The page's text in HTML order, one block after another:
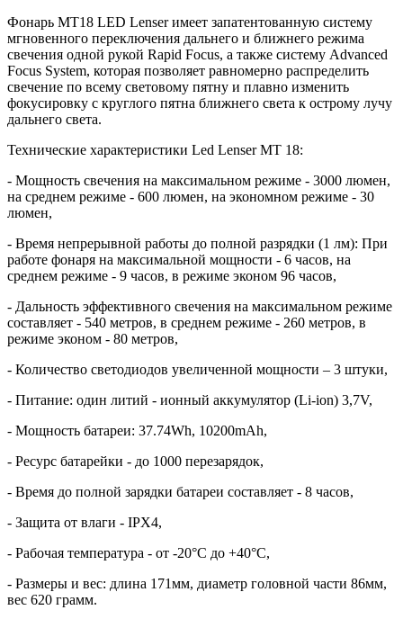
Фонарь MT18 LED Lenser имеет запатентованную систему
мгновенного переключения дальнего и ближнего режима
свечения одной рукой Rapid Focus, а также систему Advanced
Focus System, которая позволяет равномерно распределить
свечение по всему световому пятну и плавно изменить
фокусировку с круглого пятна ближнего света к острому лучу
дальнего света.
Технические характеристики Led Lenser MT 18:
- Мощность свечения на максимальном режиме - 3000 люмен,
на среднем режиме - 600 люмен, на экономном режиме - 30
люмен,
- Время непрерывной работы до полной разрядки (1 лм): При
работе фонаря на максимальной мощности - 6 часов, на
среднем режиме - 9 часов, в режиме эконом 96 часов,
- Дальность эффективного свечения на максимальном режиме
составляет - 540 метров, в среднем режиме - 260 метров, в
режиме эконом - 80 метров,
- Количество светодиодов увеличенной мощности – 3 штуки,
- Питание: один литий - ионный аккумулятор (Li-ion) 3,7V,
- Мощность батареи: 37.74Wh, 10200mAh,
- Ресурс батарейки - до 1000 перезарядок,
- Время до полной зарядки батареи составляет - 8 часов,
- Защита от влаги - IPX4,
- Рабочая температура - от -20°C до +40°C,
- Размеры и вес: длина 171мм, диаметр головной части 86мм,
вес 620 грамм.